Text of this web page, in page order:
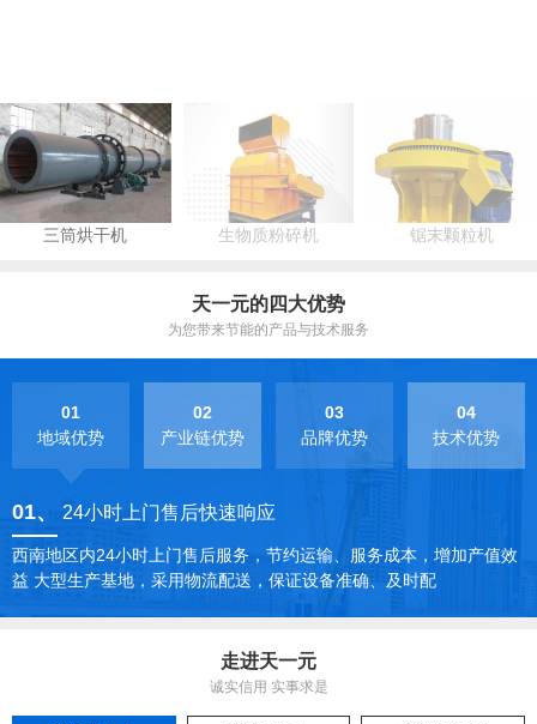
三筒烘干机 生物质粉碎机 锯末颗粒机
天一元的四大优势
为您带来节能的产品与技术服务
01
地域优势
02
产业链优势
03
品牌优势
04
技术优势
01、 24小时上门售后快速响应
西南地区内24小时上门售后服务，节约运输、服务成本，增加产值效
益 大型生产基地，采用物流配送，保证设备准确、及时配
走进天一元
诚实信用 实事求是